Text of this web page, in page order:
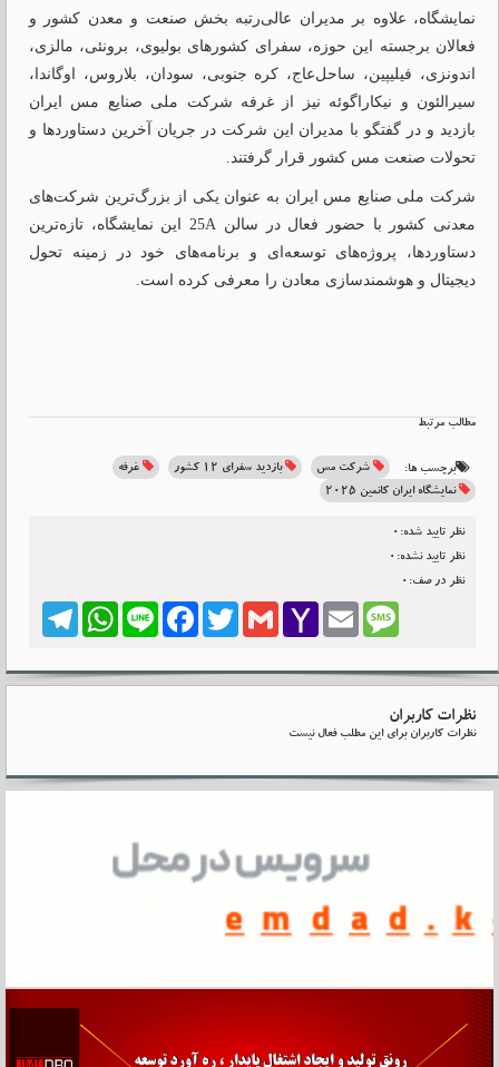
نمایشگاه، علاوه بر مدیران عالی‌رتبه بخش صنعت و معدن کشور و
فعالان برجسته این حوزه، سفرای کشورهای بولیوی، برونئی، مالزی،
اندونزی، فیلیپین، ساحل‌عاج، کره جنوبی، سودان، بلاروس، اوگاندا،
سیرالئون و نیکاراگوئه نیز از غرفه شرکت ملی صنایع مس ایران
بازدید و در گفتگو با مدیران این شرکت در جریان آخرین دستاوردها و
تحولات صنعت مس کشور قرار گرفتند.
شرکت ملی صنایع مس ایران به عنوان یکی از بزرگ‌ترین شرکت‌های
معدنی کشور با حضور فعال در سالن 25A این نمایشگاه، تازه‌ترین
دستاوردها، پروژه‌های توسعه‌ای و برنامه‌های خود در زمینه تحول
دیجیتال و هوشمندسازی معادن را معرفی کرده است.
مطالب مرتبط
برچسب ها: شرکت مس بازدید سفرای ۱۲ کشور
غرفه
نمایشگاه ایران کانمین ۲۰۲۵
نظر تایید شده:0
نظر تایید نشده:0
نظر در صف:0
TelegramWhatsApp LineFacebook Twitter Gmail
Yahoo
Email Message
نظرات کاربران
نظرات کاربران برای این مطلب فعال نیست